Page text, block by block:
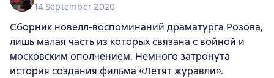
14 September 2020
Сборник новелл-воспоминаний драматурга Розова,
лишь малая часть из которых связана с войной и
московским ополчением. Немного затронута
история создания фильма «Летят журавли».